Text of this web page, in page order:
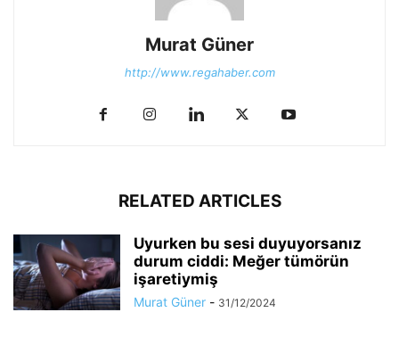
Murat Güner
http://www.regahaber.com
RELATED ARTICLES
Uyurken bu sesi duyuyorsanız
durum ciddi: Meğer tümörün
işaretiymiş
Murat Güner - 31/12/2024